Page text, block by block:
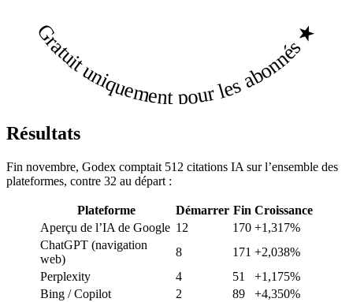
Gratuit uniquement pour les abonnés ★
Résultats
Fin novembre, Godex comptait 512 citations IA sur l’ensemble des
plateformes, contre 32 au départ :
Plateforme Démarrer Fin Croissance
Aperçu de l’IA de Google 12 170 +1,317%
ChatGPT (navigation
web)
8 171 +2,038%
Perplexity
4 51
+1,175%
Bing / Copilot
2 89
+4,350%